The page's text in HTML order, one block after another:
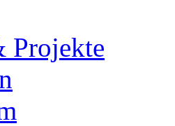
Projekte